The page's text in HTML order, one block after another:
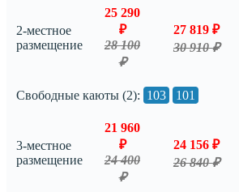
2-местное
размещение
25 290
₽
28 100
₽
27 819 ₽
30 910 ₽
Свободные каюты (2): 103 101
3-местное
размещение
21 960
₽
24 400
₽
24 156 ₽
26 840 ₽